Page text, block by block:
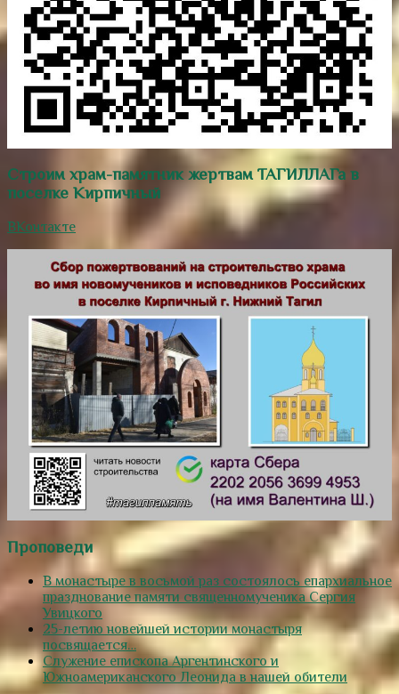
Строим храм-памятник жертвам ТАГИЛЛАГа в
поселке Кирпичный
ВКонтакте
Проповеди
В монастыре в восьмой раз состоялось епархиальное
празднование памяти священномученика Сергия
Увицкого
25-летию новейшей истории монастыря
посвящается…
Служение епископа Аргентинского и
Южноамериканского Леонида в нашей обители